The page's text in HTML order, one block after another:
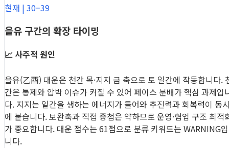
현재 | 30–39
을유 구간의 확장 타이밍
📈 사주적 원인
을유(乙酉) 대운은 천간 목·지지 금 축으로 토 일간에 작동합니다.
간은 통제와 압박 이슈가 커질 수 있어 페이스 분배가 핵심 과제입
다. 지지는 일간을 생하는 에너지가 들어와 추진력과 회복력이 동
에 붙습니다. 보완축과 직접 중첩은 약하므로 운영·협업 구조 최적
가 중요합니다. 대운 점수는 61점으로 분류 키워드는 WARNING입
니다.